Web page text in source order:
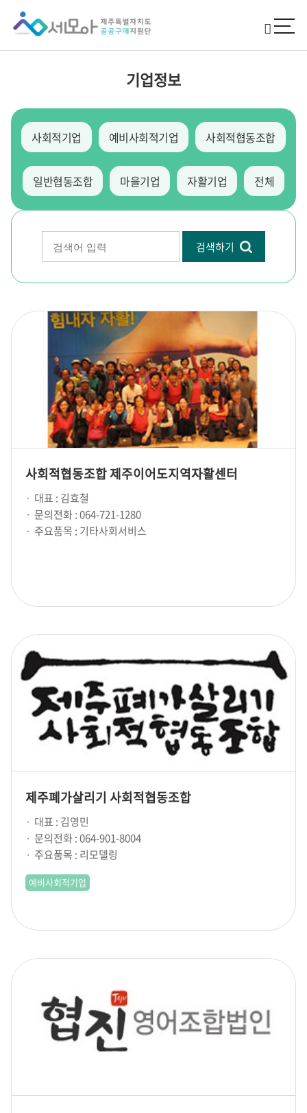
기업정보
사회적기업 예비사회적기업 사회적협동조합
일반협동조합 마을기업 자활기업 전체
검색하기
사회적협동조합 제주이어도지역자활센터
대표 : 김효철
문의전화 : 064-721-1280
주요품목 : 기타사회서비스
제주폐가살리기 사회적협동조합
대표 : 김영민
문의전화 : 064-901-8004
주요품목 : 리모델링
예비사회적기업